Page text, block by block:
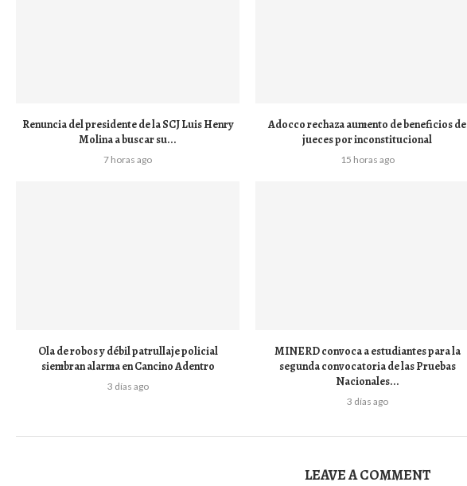
Renuncia del presidente de la SCJ Luis Henry
Molina a buscar su...
7 horas ago
Adocco rechaza aumento de beneficios de
jueces por inconstitucional
15 horas ago
Ola de robos y débil patrullaje policial
siembran alarma en Cancino Adentro
3 días ago
MINERD convoca a estudiantes para la
segunda convocatoria de las Pruebas
Nacionales...
3 días ago
LEAVE A COMMENT